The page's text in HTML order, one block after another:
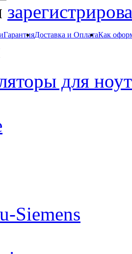
ГарантияДоставка и ОплатаКак
для
Siemens